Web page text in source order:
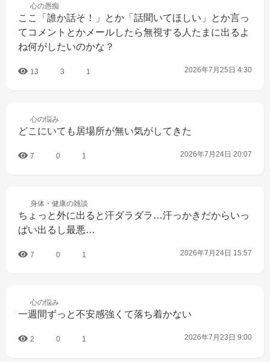
心の愚痴
ここ「誰か話そ！」とか「話聞いてほしい」とか言っ
てコメントとかメールしたら無視する人たまに出るよ
ね何がしたいのかな？
13 3 1 2026年7月25日 4:30
心の悩み
どこにいても居場所が無い気がしてきた
7 0 1 2026年7月24日 20:07
身体・健康の雑談
ちょっと外に出ると汗ダラダラ…汗っかきだからいっ
ぱい出るし最悪…
7 0 1 2026年7月24日 15:57
心の悩み
一週間ずっと不安感強くて落ち着かない
2 0 1 2026年7月23日 9:00